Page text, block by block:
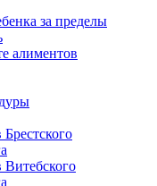
за пределы
алиментов